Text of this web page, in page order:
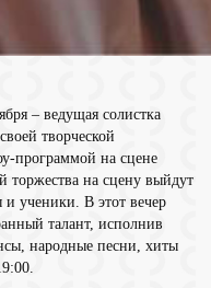
– ведущая солистка
творческой
программой на сцене
торжества на сцену выйдут
ученики. В этот вечер
талант, исполнив
народные песни, хиты